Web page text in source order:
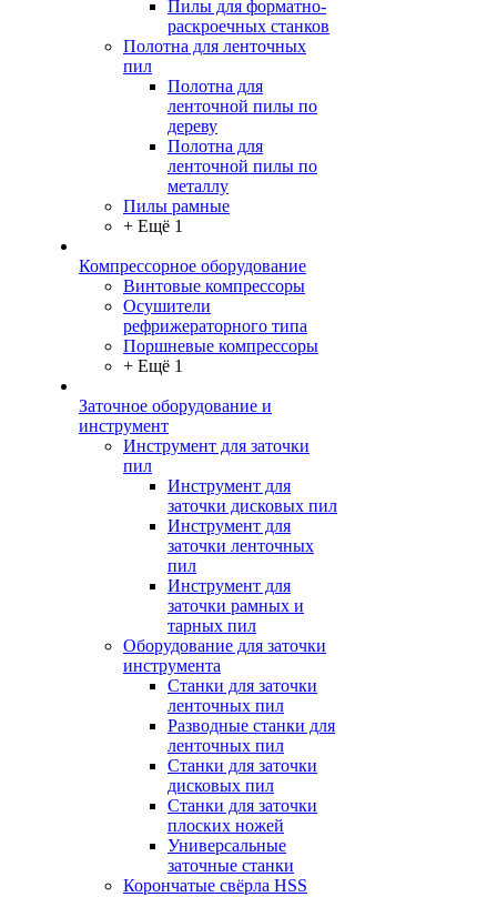
Пилы для форматно-
раскроечных станков
Полотна для ленточных
пил
Полотна для
ленточной пилы по
дереву
Полотна для
ленточной пилы по
металлу
Пилы рамные
+ Ещё 1
Компрессорное оборудование
Винтовые компрессоры
Осушители
рефрижераторного типа
Поршневые компрессоры
+ Ещё 1
Заточное оборудование и
инструмент
Инструмент для заточки
пил
Инструмент для
заточки дисковых пил
Инструмент для
заточки ленточных
пил
Инструмент для
заточки рамных и
тарных пил
Оборудование для заточки
инструмента
Станки для заточки
ленточных пил
Разводные станки для
ленточных пил
Станки для заточки
дисковых пил
Станки для заточки
плоских ножей
Универсальные
заточные станки
Корончатые свёрла HSS